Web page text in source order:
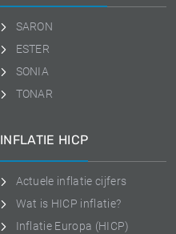
SARON
ESTER
SONIA
TONAR
INFLATIE HICP
Actuele inflatie cijfers
Wat is HICP inflatie?
Inflatie Europa (HICP)